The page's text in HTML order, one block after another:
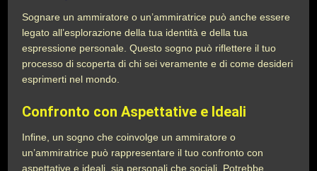
Sognare un ammiratore o un’ammiratrice può anche essere
legato all’esplorazione della tua identità e della tua
espressione personale. Questo sogno può riflettere il tuo
processo di scoperta di chi sei veramente e di come desideri
esprimerti nel mondo.
Confronto con Aspettative e Ideali
Infine, un sogno che coinvolge un ammiratore o
un’ammiratrice può rappresentare il tuo confronto con
aspettative e ideali, sia personali che sociali. Potrebbe